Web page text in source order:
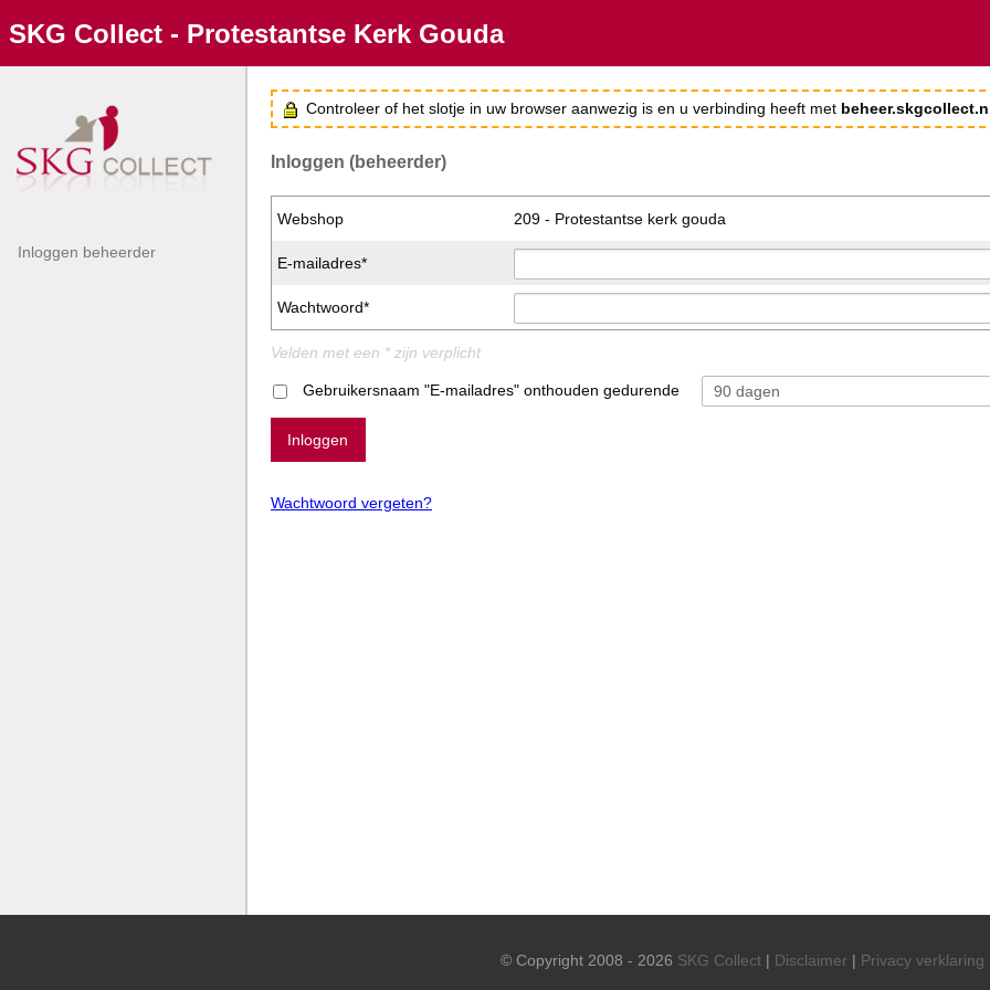
SKG Collect - Protestantse Kerk Gouda
Inloggen beheerder
Controleer of het slotje in uw browser aanwezig is en u verbinding heeft met
Inloggen (beheerder)
Webshop 209 - Protestantse kerk gouda
E-mailadres*
Wachtwoord*
Velden met een * zijn verplicht
Gebruikersnaam "E-mailadres" onthouden gedurende
Wachtwoord vergeten?
© Copyright 2008 - 2026 SKG Collect | Disclaimer | Privacy verklaring